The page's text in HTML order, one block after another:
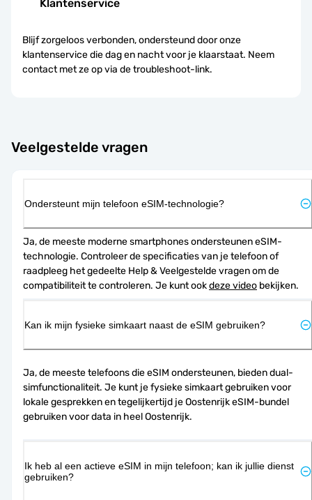
Klantenservice
Blijf zorgeloos verbonden, ondersteund door onze
klantenservice die dag en nacht voor je klaarstaat. Neem
contact met ze op via de troubleshoot-link.
Veelgestelde vragen
Ondersteunt mijn telefoon eSIM-technologie?
Ja, de meeste moderne smartphones ondersteunen eSIM-
technologie. Controleer de specificaties van je telefoon of
raadpleeg het gedeelte Help & Veelgestelde vragen om de
compatibiliteit te controleren. Je kunt ook deze video bekijken.
Kan ik mijn fysieke simkaart naast de eSIM gebruiken?
Ja, de meeste telefoons die eSIM ondersteunen, bieden dual-
simfunctionaliteit. Je kunt je fysieke simkaart gebruiken voor
lokale gesprekken en tegelijkertijd je Oostenrijk eSIM-bundel
gebruiken voor data in heel Oostenrijk.
Ik heb al een actieve eSIM in mijn telefoon; kan ik jullie dienst
gebruiken?